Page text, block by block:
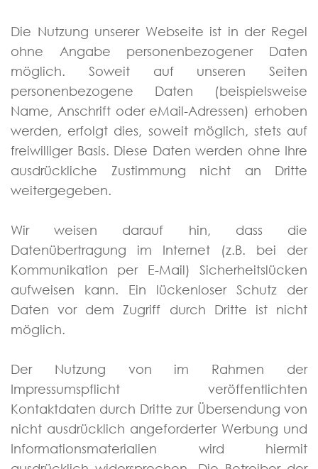
Die Nutzung unserer Webseite ist in der Regel
ohne Angabe personenbezogener Daten
möglich. Soweit auf unseren Seiten
personenbezogene Daten (beispielsweise
Name, Anschrift oder eMail-Adressen) erhoben
werden, erfolgt dies, soweit möglich, stets auf
freiwilliger Basis. Diese Daten werden ohne Ihre
ausdrückliche Zustimmung nicht an Dritte
weitergegeben.
Wir weisen darauf hin, dass die
Datenübertragung im Internet (z.B. bei der
Kommunikation per E-Mail) Sicherheitslücken
aufweisen kann. Ein lückenloser Schutz der
Daten vor dem Zugriff durch Dritte ist nicht
möglich.
Der Nutzung von im Rahmen der
Impressumspflicht veröffentlichten
Kontaktdaten durch Dritte zur Übersendung von
nicht ausdrücklich angeforderter Werbung und
Informationsmaterialien wird hiermit